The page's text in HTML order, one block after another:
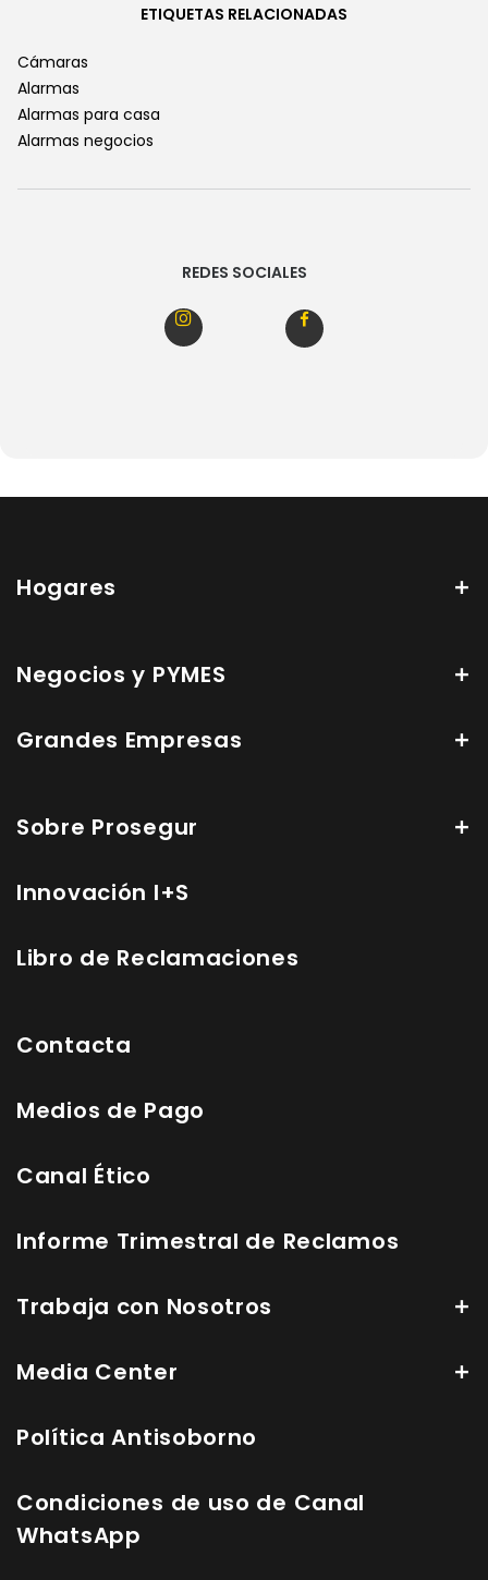
ETIQUETAS RELACIONADAS
Cámaras
Alarmas
Alarmas para casa
Alarmas negocios
REDES SOCIALES
Hogares
Negocios y PYMES
Grandes Empresas
Sobre Prosegur
Innovación I+S
Libro de Reclamaciones
Contacta
Medios de Pago
Canal Ético
Informe Trimestral de Reclamos
Trabaja con Nosotros
Media Center
Política Antisoborno
Condiciones de uso de Canal
WhatsApp